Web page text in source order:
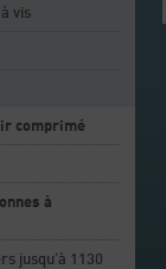
vis
comprimé
à
jusqu’à 1130